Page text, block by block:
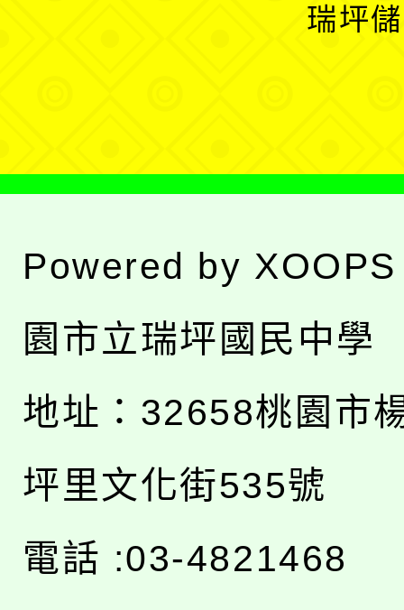
瑞坪
Powered by XOOPS
園市立瑞坪國民中學
地址： 32658桃園市
坪里文化街535號
電話 :03-4821468